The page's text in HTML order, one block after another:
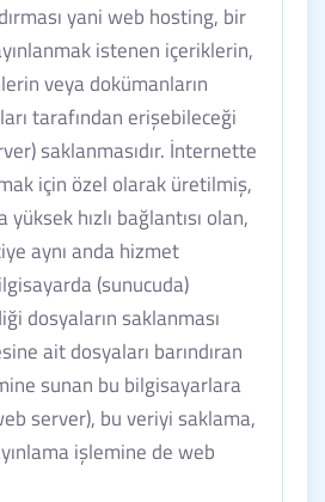
yani web hosting, bir
istenen içeriklerin,
veya dokümanların
tarafından erişebileceği
saklanmasıdır. İnternette
için özel olarak üretilmiş,
hızlı bağlantısı olan,
aynı anda hizmet
(sunucuda)
dosyaların saklanması
ait dosyaları barındıran
sunan bu bilgisayarlara
server), bu veriyi saklama,
işlemine de web